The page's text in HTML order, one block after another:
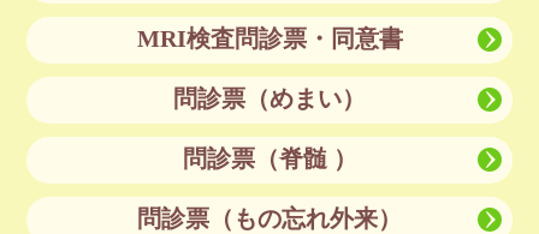
MRI検査問診票・同意書
問診票（めまい）
問診票（脊髄 ）
問診票（もの忘れ外来）